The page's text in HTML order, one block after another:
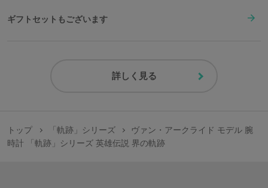
ギフトセットもございます
詳しく見る
トップ 「軌跡」シリーズ
ヴァン・アークライド モデル 腕
時計 「軌跡」シリーズ 英雄伝説 界の軌跡